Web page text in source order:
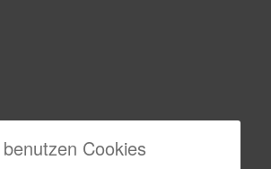
Denkorgans sein. So sind
im Gehirn ausgebildeter Musiker bis zu
Cookies